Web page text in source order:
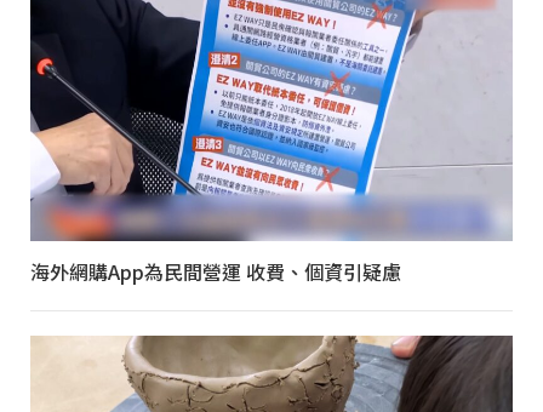
海外網購App為民間營運 收費、個資引疑慮